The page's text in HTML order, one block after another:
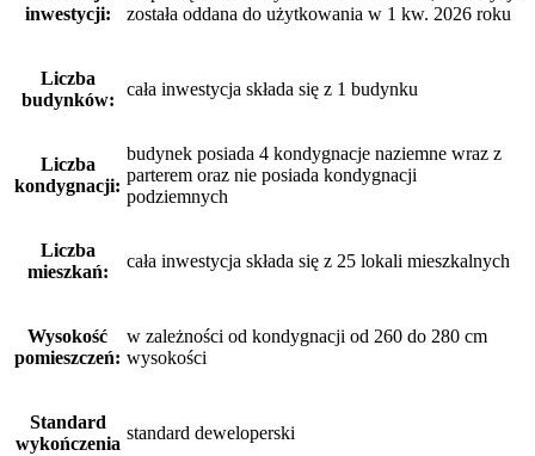
inwestycji:
została oddana do użytkowania w 1 kw. 2026 roku
Liczba
budynków:
cała inwestycja składa się z 1 budynku
Liczba
kondygnacji:
budynek posiada 4 kondygnacje naziemne wraz z
parterem oraz nie posiada kondygnacji
podziemnych
Liczba
mieszkań:
cała inwestycja składa się z 25 lokali mieszkalnych
Wysokość
pomieszczeń:
w zależności od kondygnacji od 260 do 280 cm
wysokości
Standard
wykończenia
standard deweloperski